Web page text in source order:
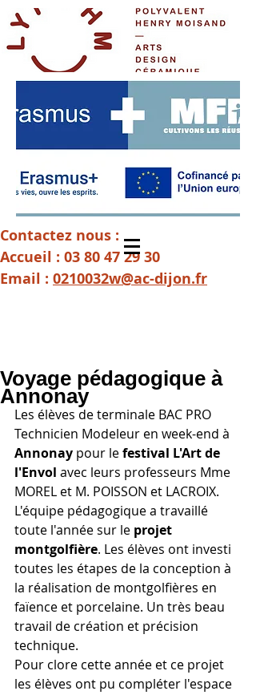
Contactez nous :
Accueil : 03 80 47 29 30
Email : 0210032w@ac-dijon.fr
Voyage pédagogique à
Annonay
Les élèves de terminale BAC PRO
Technicien Modeleur en week-end à
Annonay pour le festival L'Art de
l'Envol avec leurs professeurs Mme
MOREL et M. POISSON et LACROIX.
L'équipe pédagogique a travaillé
toute l'année sur le projet
montgolfière. Les élèves ont investi
toutes les étapes de la conception à
la réalisation de montgolfières en
faïence et porcelaine. Un très beau
travail de création et précision
technique.
Pour clore cette année et ce projet
les élèves ont pu compléter l'espace